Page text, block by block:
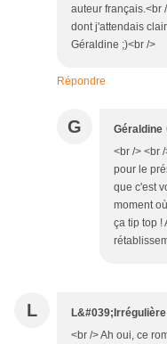
auteur français.<br
dont j'attendais
Géraldine ;)<br />
Répondre
G Géraldine
<br /> <br
pour le
que c'est
moment
ça tip top !
L L&#039;Irrégulière
<br /> Ah oui, ce